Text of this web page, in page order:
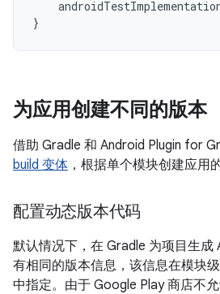
}
为应用创建不同的版本
借助 Gradle 和 Android Plugin for
build 变体 ，根据单个模块创建应用
配置动态版本代码
默认情况下，在 Gradle 为项目生成
有相同的版本信息，该信息在模块级
中指定。由于 Google Play 商店不